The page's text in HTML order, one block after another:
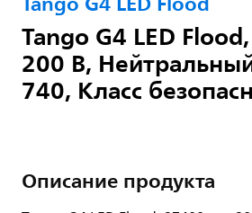
Tango G4 LED
200 В,
740, Класс
Описание продукта